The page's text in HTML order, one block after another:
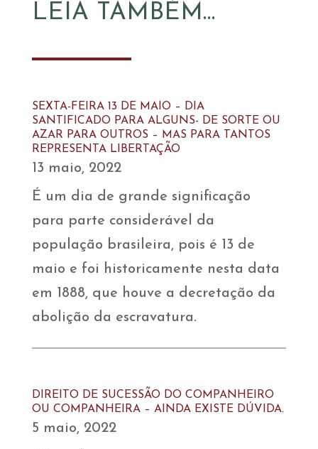
LEIA TAMBÉM…
SEXTA-FEIRA 13 DE MAIO – DIA
SANTIFICADO PARA ALGUNS- DE SORTE OU
AZAR PARA OUTROS – MAS PARA TANTOS
REPRESENTA LIBERTAÇÃO
13 maio, 2022
É um dia de grande significação
para parte considerável da
população brasileira, pois é 13 de
maio e foi historicamente nesta data
em 1888, que houve a decretação da
abolição da escravatura.
DIREITO DE SUCESSÃO DO COMPANHEIRO
OU COMPANHEIRA – AINDA EXISTE DÚVIDA.
5 maio, 2022